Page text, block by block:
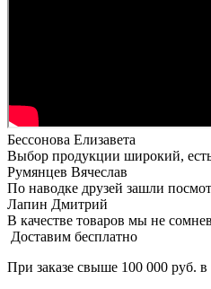
Бессонова Елизавета
Выбор продукции широкий,
Румянцев Вячеслав
По наводке друзей зашли
Лапин Дмитрий
В качестве товаров мы не
Доставим бесплатно
При заказе свыше 100 000 руб.